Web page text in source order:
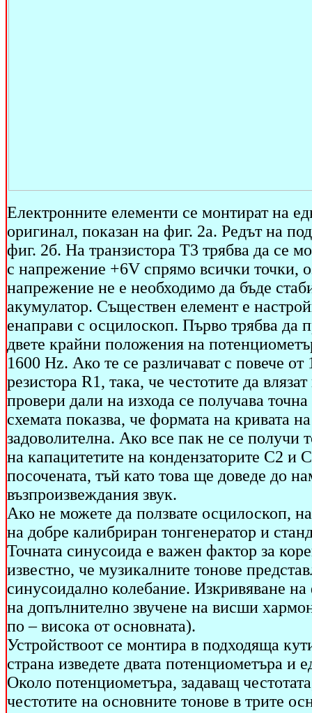
Електронните елементи се монтират на
оригинал, показан на фиг. 2а. Редът на
фиг. 2б. На транзистора Т3 трябва да се
с напрежение +6V спрямо всички точки,
напрежение не е необходимо да бъде
акумулатор. Съществен елемент е
енаправи с осцилоскоп. Първо трябва да
двете крайни положения на
1600 Hz. Ако те се различават с повече
резистора R1, така, че честотите да
провери дали на изхода се получава
схемата показва, че формата на кривата
задоволителна. Ако все пак не се получи
на капацитетите на кондензаторите С2 и
посочената, тъй като това ще доведе до
възпроизвеждания звук.
Ако не можете да ползвате осцилоскоп,
на добре калибриран тонгенератор и
Точната синусоида е важен фактор за
известно, че музикалните тонове
синусоидално колебание. Изкривяване
на допълнително звучене на висши
по – висока от основната).
Устройствоот се монтира в подходяща
страна изведете двата потенциометъра и
Около потенциометъра, задаващ
честотите на основните тонове в трите